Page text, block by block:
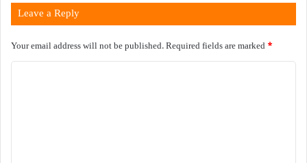
Leave a Reply
Your email address will not be published.Required fields are marked *